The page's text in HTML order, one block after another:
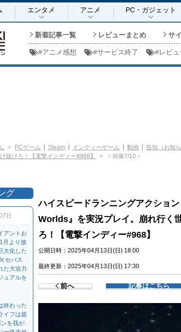
エンタメ アニメ PC・ガジェット
新着記事一覧 レビューまとめ サ
#アニメ感想 #サービス終了 #レビュ
PCゲーム Steam インディーゲーム 動画 告知（お知ら
抜けろ！【電撃インディー#968】
＜画像7/10＞
ハイスピードランニングアクショ
Worlds』を実況プレイ。崩れ行く
ろ！【電撃インディー#968】
公開日時：2025年04月13日(日) 18:00
最終更新：2025年04月13日(日) 17:30
前へ 記事はこちら
グ
日
アントお
月より放
大化した
セバス
た大迫力
ュアルを
終わった
イフは超
を我が